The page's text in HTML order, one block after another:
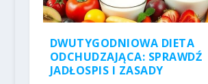
DWUTYGODNIOWA DIETA
ODCHUDZAJĄCA: SPRAWDŹ
JADŁOSPIS I ZASADY